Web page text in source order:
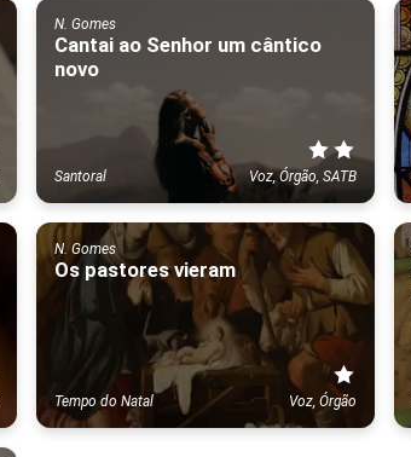
N. Gomes
Cantai ao Senhor um cântico
novo
Santoral Voz, Órgão, SATB
N. Gomes
Os pastores vieram
Tempo do Natal Voz, Órgão